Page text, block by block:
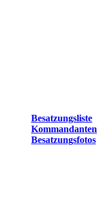
Besatzungsliste
Kommandanten
Besatzungsfotos